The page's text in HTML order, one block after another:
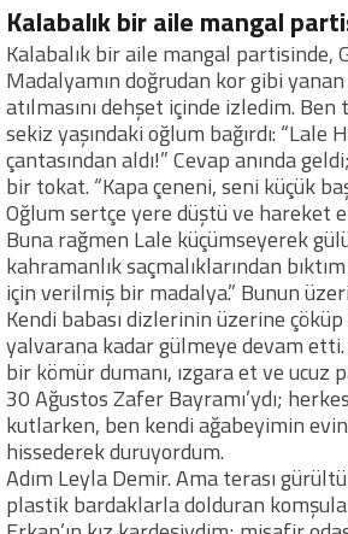
Kalabalık bir aile mangal
Kalabalık bir aile mangal partisinde,
Madalyamın doğrudan kor gibi
atılmasını dehşet içinde izledim.
sekiz yaşındaki oğlum bağırdı: “Lale
çantasından aldı!” Cevap anında
bir tokat. “Kapa çeneni, seni küçük
Oğlum sertçe yere düştü ve hareket
Buna rağmen Lale küçümseyerek
kahramanlık saçmalıklarından bıktım
için verilmiş bir madalya.” Bunun
Kendi babası dizlerinin üzerine
yalvarana kadar gülmeye devam
bir kömür dumanı, ızgara et ve ucuz
30 Ağustos Zafer Bayramı’ydı;
kutlarken, ben kendi ağabeyimin
hissederek duruyordum.
Adım Leyla Demir. Ama terası
plastik bardaklarla dolduran